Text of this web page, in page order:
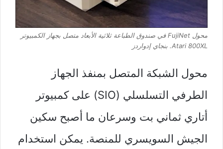
محول FujiNet في صندوق الطباعة ثلاثية الأبعاد متصل بجهاز الكمبيوتر
Atari 800XL. بنجاي إدواردز
محول الشبكة المتصل بمنفذ الجهاز
الطرفي التسلسلي (SIO) على كمبيوتر
أتاري ثماني بت وسرعان ما أصبح سكين
الجيش السويسري للمنصة. يمكن استخدام